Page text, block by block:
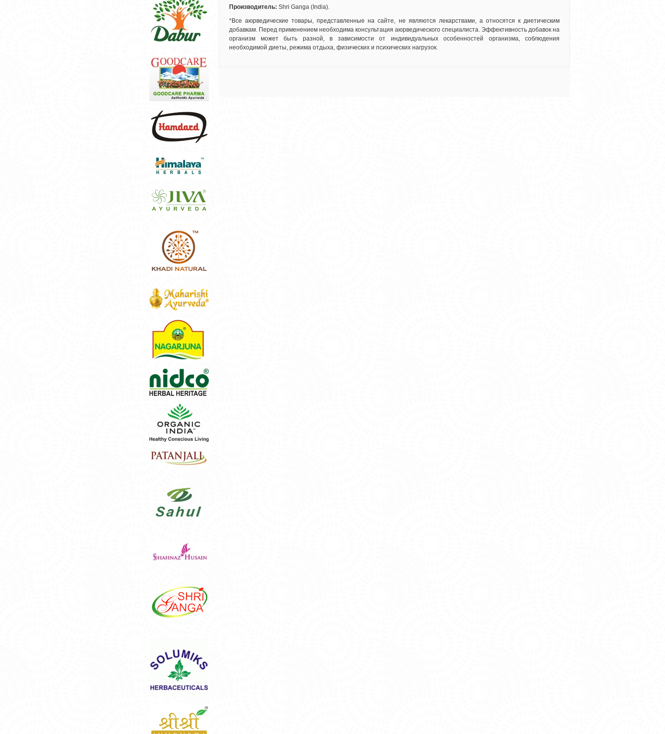
Производитель: Shri Ganga (India).
*Все аюрведические товары, представленные на сайте, не являются лекарствами, а относятся к диетическим
добавкам. Перед применением необходима консультация аюрведического специалиста. Эффективность добавок на
организм может быть разной, в зависимости от индивидуальных особенностей организма, соблюдения
необходимой диеты, режима отдыха, физических и психических нагрузок.